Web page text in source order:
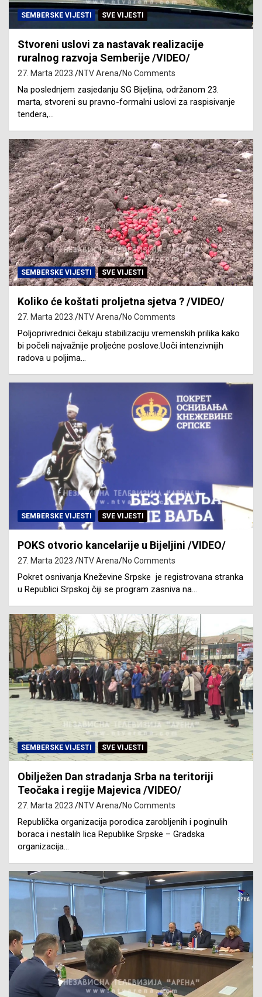
SEMBERSKE VIJESTI SVE VIJESTI
Stvoreni uslovi za nastavak realizacije
ruralnog razvoja Semberije /VIDEO/
27. Marta 2023. NTV Arena No Comments
Na poslednjem zasjedanju SG Bijeljina, održanom 23.
marta, stvoreni su pravno-formalni uslovi za raspisivanje
tendera,…
SEMBERSKE VIJESTI SVE VIJESTI
Koliko će koštati proljetna sjetva ? /VIDEO/
27. Marta 2023. NTV Arena No Comments
Poljoprivrednici čekaju stabilizaciju vremenskih prilika kako
bi počeli najvažnije proljećne poslove.Uoči intenzivnijih
radova u poljima…
SEMBERSKE VIJESTI SVE VIJESTI
POKS otvorio kancelarije u Bijeljini /VIDEO/
27. Marta 2023. NTV Arena No Comments
Pokret osnivanja Kneževine Srpske je registrovana stranka
u Republici Srpskoj čiji se program zasniva na…
SEMBERSKE VIJESTI SVE VIJESTI
Obilježen Dan stradanja Srba na teritoriji
Teočaka i regije Majevica /VIDEO/
27. Marta 2023. NTV Arena No Comments
Republička organizacija porodica zarobljenih i poginulih
boraca i nestalih lica Republike Srpske – Gradska
organizacija…